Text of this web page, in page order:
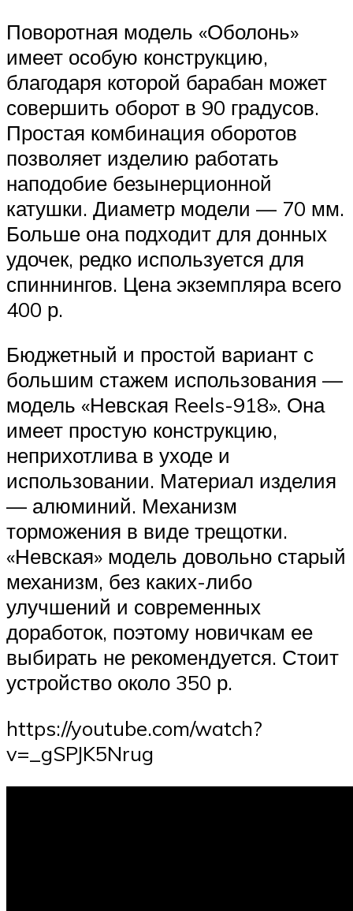
Поворотная модель «Оболонь»
имеет особую конструкцию,
благодаря которой барабан может
совершить оборот в 90 градусов.
Простая комбинация оборотов
позволяет изделию работать
наподобие безынерционной
катушки. Диаметр модели — 70 мм.
Больше она подходит для донных
удочек, редко используется для
спиннингов. Цена экземпляра всего
400 р.
Бюджетный и простой вариант с
большим стажем использования —
модель «Невская Reels-918». Она
имеет простую конструкцию,
неприхотлива в уходе и
использовании. Материал изделия
— алюминий. Механизм
торможения в виде трещотки.
«Невская» модель довольно старый
механизм, без каких-либо
улучшений и современных
доработок, поэтому новичкам ее
выбирать не рекомендуется. Стоит
устройство около 350 р.
https://youtube.com/watch?
v=_gSPJK5Nrug